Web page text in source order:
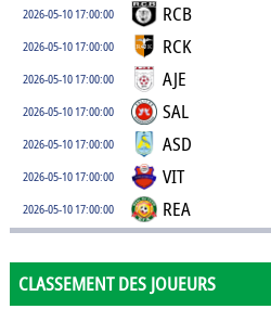
2026-05-10 17:00:00 RCB
2026-05-10 17:00:00 RCK
2026-05-10 17:00:00 AJE
2026-05-10 17:00:00 SAL
2026-05-10 17:00:00 ASD
2026-05-10 17:00:00 VIT
2026-05-10 17:00:00 REA
CLASSEMENT DES JOUEURS